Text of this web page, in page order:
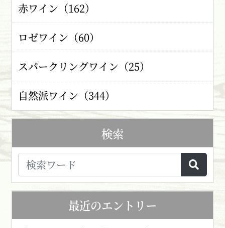
赤ワイン（162）
ロゼワイン（60）
スパークリングワイン（25）
自然派ワイン（344）
検索
最近のエントリー